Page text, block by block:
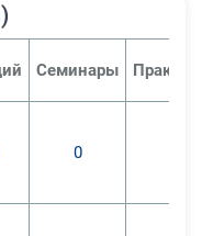
проведения
лайн мероприятий
Содействовать
Семинары
0